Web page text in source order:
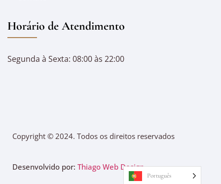
Horário de Atendimento
Segunda à Sexta: 08:00 às 22:00
Copyright © 2024. Todos os direitos reservados
Desenvolvido por: Thiago Web Design
Português